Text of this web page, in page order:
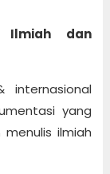
Ilmiah dan
internasional
yang
ilmiah